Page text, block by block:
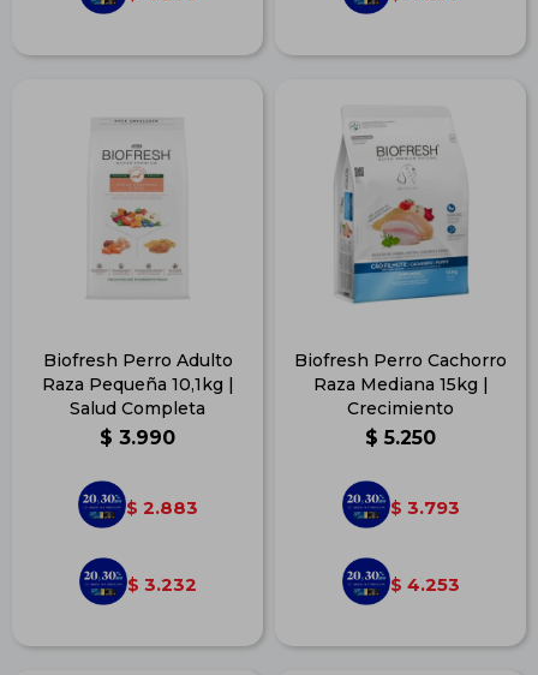
Biofresh Perro Adulto
Raza Pequeña 10,1kg |
Salud Completa
$ 3.990
$ 2.883
$ 3.232
Biofresh Perro Cachorro
Raza Mediana 15kg |
Crecimiento
$ 5.250
$ 3.793
$ 4.253